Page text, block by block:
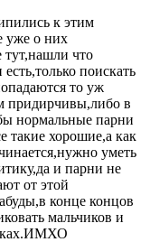
к этим
уже о них
что
поискать
то уж
придирчивы,либо в
нормальные парни
такие хорошие,а как
уметь
и парни не
от этой
конце концов
мальчиков и